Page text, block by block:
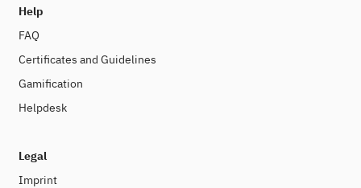
Help
FAQ
Certificates and Guidelines
Gamification
Helpdesk
Legal
Imprint